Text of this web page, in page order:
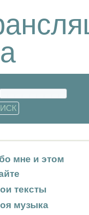
мне и этом
тексты
музыка